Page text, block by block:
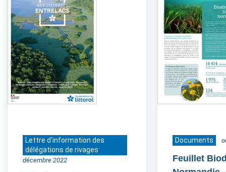
Lettre d'information des
délégations de rivages
décembre 2022
Documents
Feuillet